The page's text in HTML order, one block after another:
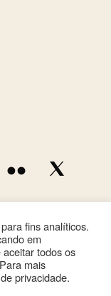
fins analíticos.
em
aceitar todos os
mais
privacidade.